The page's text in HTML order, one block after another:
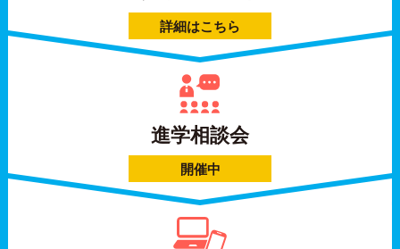
詳細はこちら
進学相談会
開催中